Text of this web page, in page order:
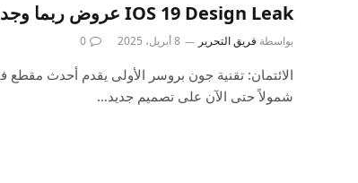
IOS 19 Design Leak عروض ربما وجدت Apple صيغة رابحة
بواسطة فريق التحرير 8 أبريل، 2025 0
شمولاً حتى الآن على تصميم جديد…